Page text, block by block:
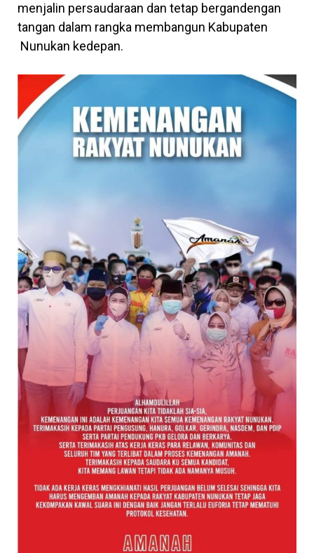
menjalin persaudaraan dan tetap bergandengan
tangan dalam rangka membangun Kabupaten
Nunukan kedepan.